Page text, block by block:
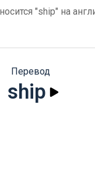
"ship" на
Перевод
ship